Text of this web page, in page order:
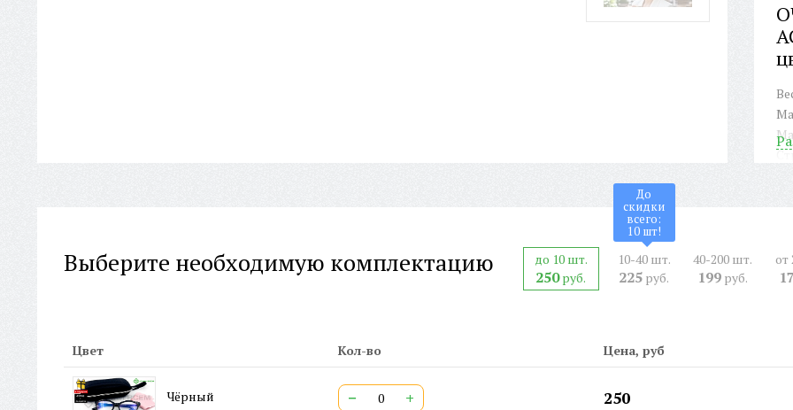
Выберите необходимую комплектацию до 10 шт.
250руб.
10-40 шт.
225 руб.
До
скидки
всего:
10шт!
40-200 шт.
199 руб.
от
Цвет Кол-во Цена, руб
Чёрный − + 250